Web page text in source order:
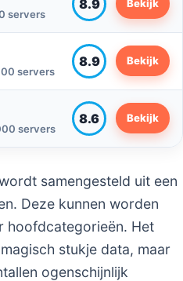
servers
8.9 Bekijk
servers
8.9 Bekijk
servers
8.6 Bekijk
samengesteld uit een
Deze kunnen worden
hoofdcategorieën. Het
stukje data, maar
ogenschijnlijk